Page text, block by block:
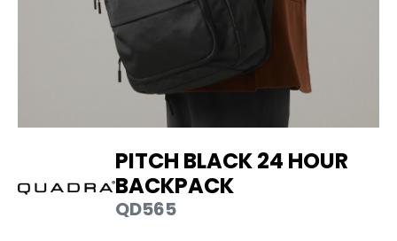
YOUR BRAND
PITCH BLACK 24 HOUR
BACKPACK
QD565